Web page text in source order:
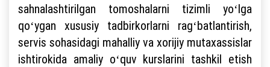
sahnalashtirilgan tomoshalarni tizimli yoʻlga
qoʻygan xususiy tadbirkorlarni ragʻbatlantirish,
servis sohasidagi mahalliy va xorijiy mutaxassislar
ishtirokida amaliy oʻquv kurslarini tashkil etish